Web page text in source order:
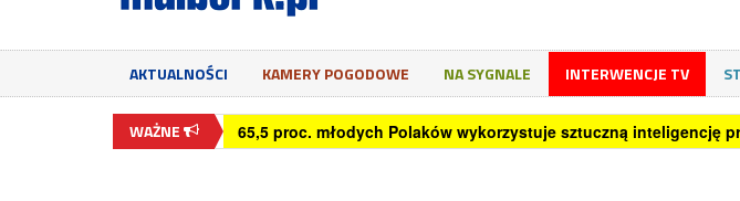
AKTUALNOŚCI KAMERY POGODOWE NA SYGNALE INTERWENCJE TV
WAŻNE 65,5 proc. młodych Polaków wykorzystuje sztuczną inteligencję